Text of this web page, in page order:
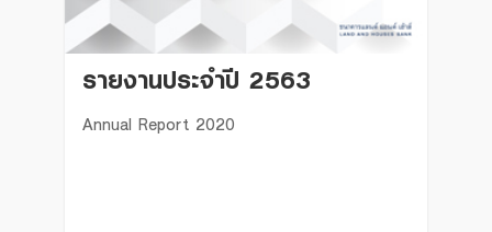
รายงานประจำปี 2563
Annual Report 2020